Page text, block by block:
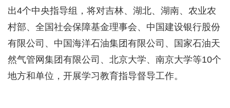
出4个中央指导组 ，将对吉林、湖北、湖南、农业农
村部、全国社会保障基金理事会、中国建设银行股份
有限公司、中国海洋石油集团有限公司、国家石油天
然气管网集团有限公司、北京大学、南京大学等10个
地方和单位，开展学习教育指导督导工作。